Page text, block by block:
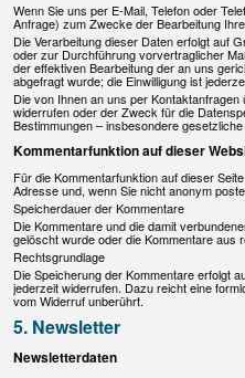
Wenn Sie uns per E-Mail, Telefon oder
Anfrage) zum Zwecke der Bearbeitung
Die Verarbeitung dieser Daten erfolgt auf
oder zur Durchführung vorvertraglicher
der effektiven Bearbeitung der an uns
abgefragt wurde; die Einwilligung ist
Die von Ihnen an uns per
widerrufen oder der Zweck für die
Bestimmungen – insbesondere
Kommentarfunktion auf dieser
Für die Kommentarfunktion auf dieser
Adresse und, wenn Sie nicht anonym
Speicherdauer der Kommentare
Die Kommentare und die damit
gelöscht wurde oder die Kommentare aus
Rechtsgrundlage
Die Speicherung der Kommentare erfolgt
jederzeit widerrufen. Dazu reicht eine
vom Widerruf unberührt.
5. Newsletter
Newsletterdaten